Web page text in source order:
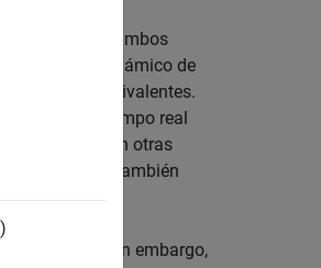
flotante. En ambos
el rango dinámico de
palabra equivalentes.
en tiempo real
fijo presentan otras
energía. También
Designer™. Sin embargo,